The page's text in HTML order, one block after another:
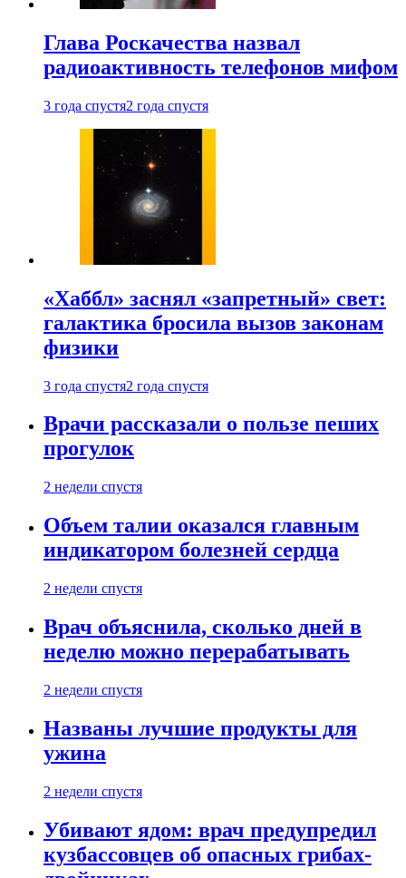
Глава Роскачества назвал
радиоактивность телефонов мифом
3 года спустя2 года спустя
«Хаббл» заснял «запретный» свет:
галактика бросила вызов законам
физики
3 года спустя2 года спустя
Врачи рассказали о пользе пеших
прогулок
2 недели спустя
Объем талии оказался главным
индикатором болезней сердца
2 недели спустя
Врач объяснила, сколько дней в
неделю можно перерабатывать
2 недели спустя
Названы лучшие продукты для
ужина
2 недели спустя
Убивают ядом: врач предупредил
кузбассовцев об опасных грибах-